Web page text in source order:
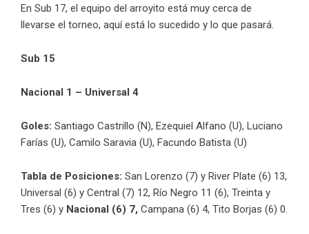
En Sub 17, el equipo del arroyito está muy cerca de
llevarse el torneo, aquí está lo sucedido y lo que pasará.
Sub 15
Nacional 1 – Universal 4
Goles: Santiago Castrillo (N), Ezequiel Alfano (U), Luciano
Farías (U), Camilo Saravia (U), Facundo Batista (U)
Tabla de Posiciones: San Lorenzo (7) y River Plate (6) 13,
Universal (6) y Central (7) 12, Río Negro 11 (6), Treinta y
Tres (6) y Nacional (6) 7, Campana (6) 4, Tito Borjas (6) 0.